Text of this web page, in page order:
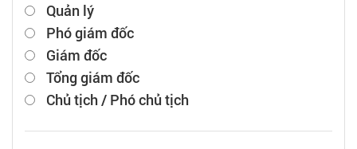
Quản lý
Phó giám đốc
Giám đốc
Tổng giám đốc
Chủ tịch / Phó chủ tịch